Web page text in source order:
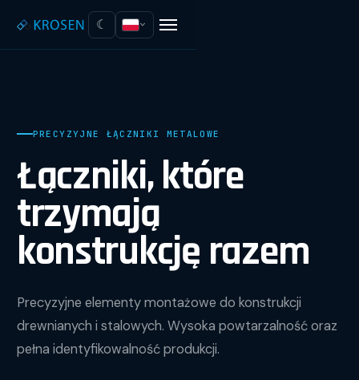
☾
PRECYZYJNE ŁĄCZNIKI METALOWE
Łączniki, które
trzymają
konstrukcję razem
Precyzyjne elementy montażowe do konstrukcji
drewnianych i stalowych. Wysoka powtarzalność oraz
pełna identyfikowalność produkcji.